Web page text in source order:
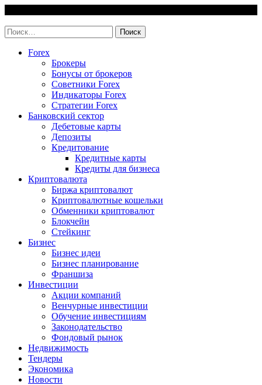
content
Найти:
Forex
Брокеры
Бонусы от брокеров
Советники Forex
Индикаторы Forex
Стратегии Forex
Банковский сектор
Дебетовые карты
Депозиты
Кредитование
Кредитные карты
Кредиты для бизнеса
Криптовалюта
Биржа криптовалют
Криптовалютные кошельки
Обменники криптовалют
Блокчейн
Стейкинг
Бизнес
Бизнес идеи
Бизнес планирование
Франшиза
Инвестиции
Акции компаний
Венчурные инвестиции
Обучение инвестициям
Законодательство
Фондовый рынок
Недвижимость
Тендеры
Экономика
Новости